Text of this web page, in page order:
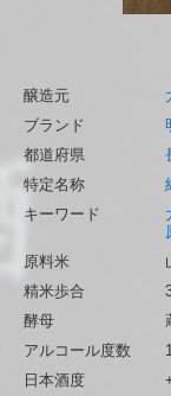
醸造元
ブランド
都道府県
特定名称
キーワード
原料米
精米歩合
酵母
アルコール度数
日本酒度